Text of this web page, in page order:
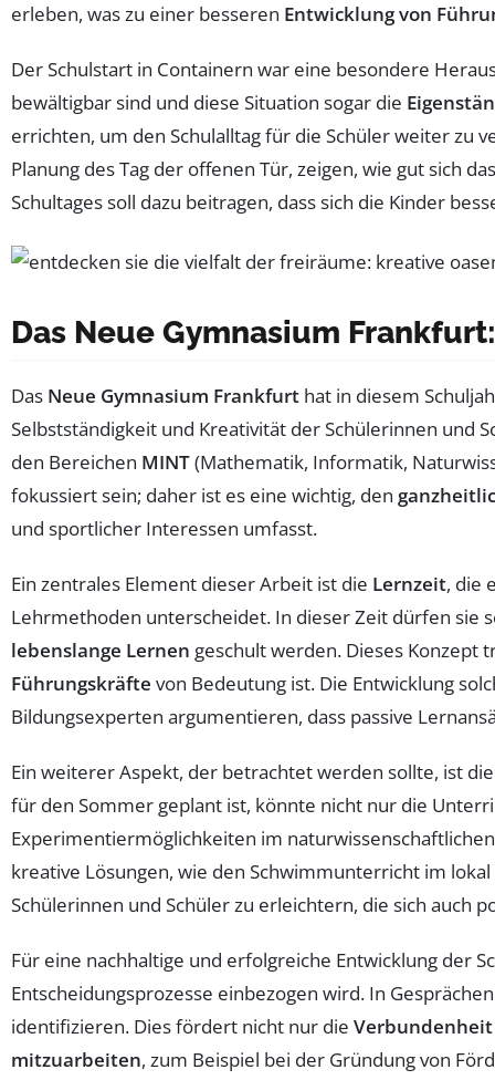
erleben, was zu einer besseren Entwicklung von
Der Schulstart in Containern war eine besondere
bewältigbar sind und diese Situation sogar die
errichten, um den Schulalltag für die Schüler weiter zu
Planung des Tag der offenen Tür, zeigen, wie gut sich
Schultages soll dazu beitragen, dass sich die Kinder
Das Neue Gymnasium
Das Neue Gymnasium Frankfurt hat in diesem
Selbstständigkeit und Kreativität der Schülerinnen und
den Bereichen MINT(Mathematik, Informatik,
fokussiert sein; daher ist es eine wichtig, den
und sportlicher Interessen umfasst.
Ein zentrales Element dieser Arbeit ist die Lernzeit, die
Lehrmethoden unterscheidet. In dieser Zeit dürfen sie
lebenslange Lernen geschult werden. Dieses Konzept
Führungskräfte von Bedeutung ist. Die Entwicklung
Bildungsexperten argumentieren, dass passive
Ein weiterer Aspekt, der betrachtet werden sollte, ist
für den Sommer geplant ist, könnte nicht nur die
Experimentiermöglichkeiten im
kreative Lösungen, wie den Schwimmunterricht im
Schülerinnen und Schüler zu erleichtern, die sich auch
Für eine nachhaltige und erfolgreiche Entwicklung der
Entscheidungsprozesse einbezogen wird. In
identifizieren. Dies fördert nicht nur die Verbundenheit
mitzuarbeiten, zum Beispiel bei der Gründung von